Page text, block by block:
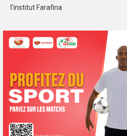
l’institut Farafina